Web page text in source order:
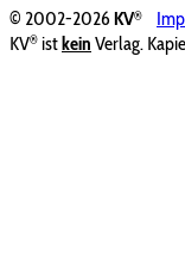
© 2002-2026KV®
KV® ist kein Verlag.